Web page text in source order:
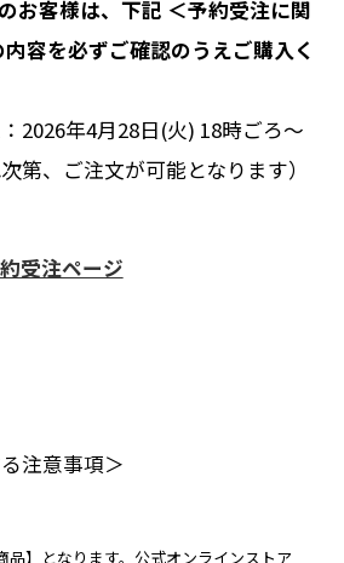
お客様は、下記 ＜予約受注に関
容を必ずご確認のうえご購入く
：2026年4月28日(火) 18時ごろ〜
第、ご注文が可能となります）
受注ページ
注意事項＞
】となります。公式オンラインストア